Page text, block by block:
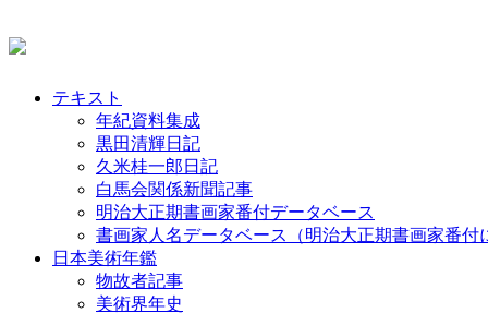
テキスト
年紀資料集成
黒田清輝日記
久米桂一郎日記
白馬会関係新聞記事
明治大正期書画家番付データベース
書画家人名データベース（明治大正期書画家番付
日本美術年鑑
物故者記事
美術界年史